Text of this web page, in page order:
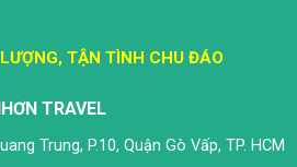
TẬN TÌNH CHU ĐÁO
TRAVEL
Trung, P.10, Quận Gò Vấp, TP. HCM